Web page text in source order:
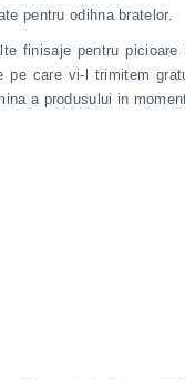
pentru odihna bratelor.
finisaje pentru
care vi-l trimitem
a produsului in